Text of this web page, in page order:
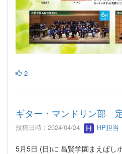
2
ギター・マンドリン部
投稿日時 : 2024/04/24 HP担当
5月5日 (日)に 昌賢学園まえばし